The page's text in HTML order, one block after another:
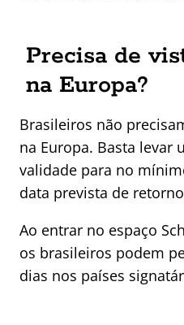
Precisa de
na Europa?
Brasileiros não
na Europa. Basta levar
validade para no
data prevista de
Ao entrar no espaço
os brasileiros podem
dias nos países